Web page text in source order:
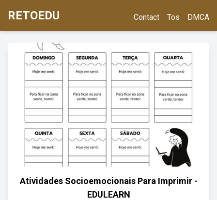
RETOEDU Contact Tos DMCA
Atividades Socioemocionais Para Imprimir -
EDULEARN